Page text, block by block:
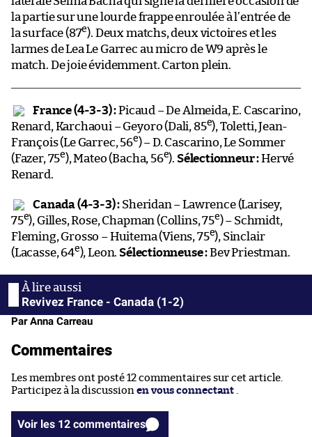
la partie sur une lourde frappe enroulée à l’entrée de
la surface (87e). Deux matchs, deux victoires et les
larmes de Lea Le Garrec au micro de W9 après le
match. De joie évidemment. Carton plein.
France (4-3-3) :Picaud – De Almeida, E. Cascarino,
Renard, Karchaoui – Geyoro (Dali, 85e), Toletti, Jean-
François (Le Garrec, 56e) – D. Cascarino, Le Sommer
(Fazer, 75e), Mateo (Bacha, 56e). Sélectionneur :Hervé
Renard.
Canada (4-3-3) : Sheridan – Lawrence (Larisey,
75e), Gilles, Rose, Chapman (Collins, 75e) – Schmidt,
Fleming, Grosso – Huitema (Viens, 75e), Sinclair
(Lacasse, 64e), Leon. Sélectionneuse :Bev Priestman.
Revivez France - Canada (1-2)
Par Anna Carreau
Commentaires
Les membres ont posté 12 commentaires sur cet article.
Participez à la discussion en vous connectant
Voir les 12 commentaires